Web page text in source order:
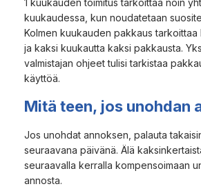
kuukaudessa, kun noudatetaan
Kolmen kuukauden pakkaus tarkoittaa
ja kaksi kuukautta kaksi pakkausta.
valmistajan ohjeet tulisi tarkistaa
käyttöä.
Mitä teen, jos unohdan
Jos unohdat annoksen, palauta
seuraavana päivänä. Älä
seuraavalla kerralla kompensoimaan
annosta.